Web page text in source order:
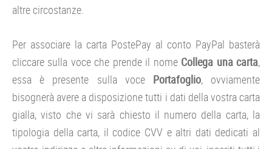
altre circostanze.
Per associare la carta PostePay al conto PayPal basterà
cliccare sulla voce che prende il nome Collega una carta,
essa è presente sulla voce Portafoglio, ovviamente
bisognerà avere a disposizione tutti i dati della vostra carta
gialla, visto che vi sarà chiesto il numero della carta, la
tipologia della carta, il codice CVV e altri dati dedicati al